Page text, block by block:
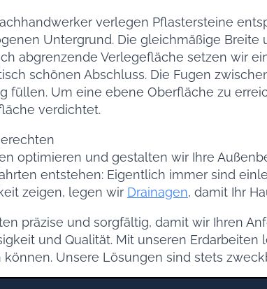
verlegen Pflastersteine
Untergrund. Die gleichmäßige Breite
abgrenzende Verlegefläche setzen wir
schönen Abschluss. Die Fugen
füllen. Um eine ebene Oberfläche zu
verdichtet.
optimieren und gestalten wir Ihre
entstehen: Eigentlich immer sind
zeigen, legen wir Drainagen, damit Ihr
präzise und sorgfältig, damit wir Ihren
und Qualität. Mit unseren
können. Unsere Lösungen sind stets